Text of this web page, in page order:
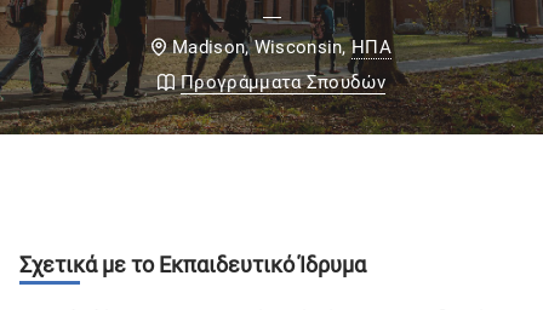
Madison, Wisconsin,ΗΠΑ
Προγράμματα Σπουδών
Σχετικά με το Εκπαιδευτικό Ίδρυμα